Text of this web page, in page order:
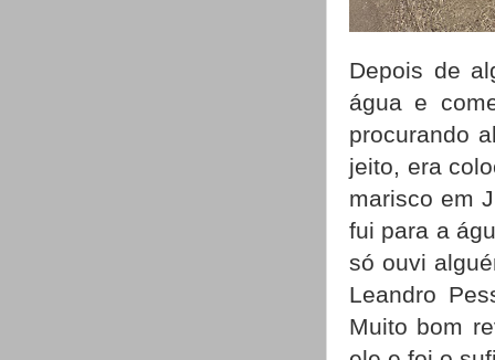
Depois de
água e
procurando
jeito, era
marisco em
fui para a
só ouvi
Leandro
Muito bom